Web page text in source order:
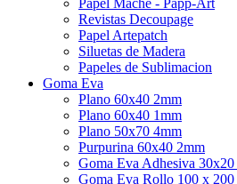
Revistas Decoupage
Papel Artepatch
Siluetas de Madera
Papeles de Sublimacion
Goma Eva
Plano 60x40 2mm
Plano 60x40 1mm
Plano 50x70 4mm
Purpurina 60x40 2mm
Goma Eva Adhesiva
Goma Eva Rollo 100 x 200